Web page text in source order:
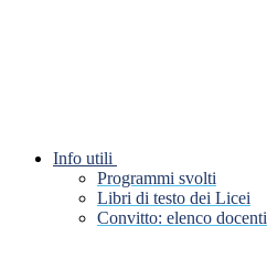
Info utili
Programmi svolti
Libri di testo dei Licei
Convitto: elenco docenti